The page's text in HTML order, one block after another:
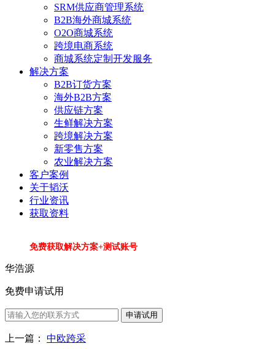
SRM供应商管理系统
B2B海外商城系统
O2O商城系统
跨境电商系统
商城系统定制开发服务
解决方案
B2B订货方案
海外B2B方案
供应链方案
生鲜解决方案
跨境解决方案
新零售方案
农业解决方案
客户案例
关于韬沃
行业资讯
获取资料
免费获取解决方案+测试账号
华浩源
免费申请试用
申请试用
上一篇： 中欧跨采